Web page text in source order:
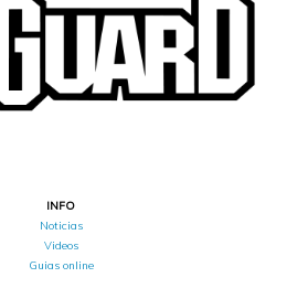
INFO
Noticias
Videos
Guias online